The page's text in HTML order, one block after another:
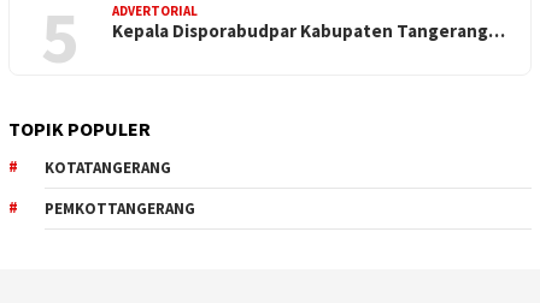
5 ADVERTORIAL
Kepala Disporabudpar Kabupaten Tangerang…
TOPIK POPULER
KOTATANGERANG
PEMKOTTANGERANG